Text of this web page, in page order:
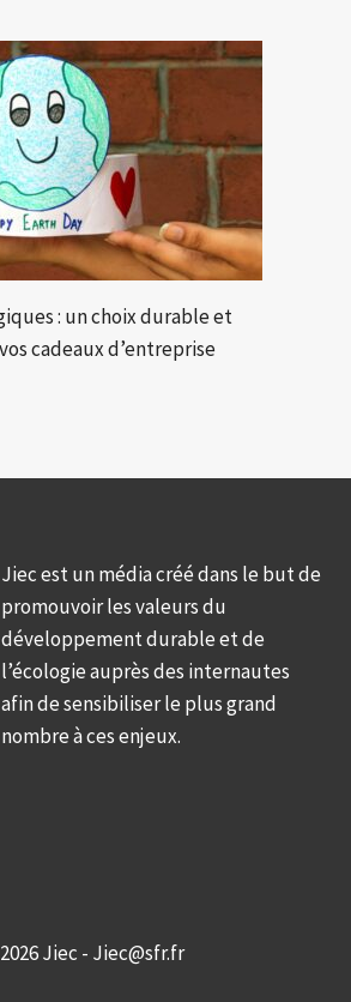
: un choix durable et
cadeaux d’entreprise
Jiec est un média créé dans le but de
promouvoir les valeurs du
développement durable et de
l’écologie auprès des internautes
afin de sensibiliser le plus grand
nombre à ces enjeux.
Jiec - Jiec@sfr.fr